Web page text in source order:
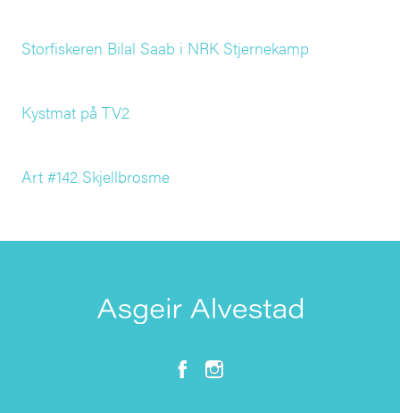
Storfiskeren Bilal Saab i NRK Stjernekamp
Kystmat på TV2
Art #142 Skjellbrosme